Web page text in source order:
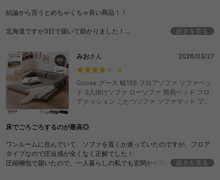
結論から言うとめちゃくちゃ良い商品！！
北海道ですが3日で届いて助かりました！
2人まで座れます
背もたれも安定してるし、座り心地は柔らかく弾力あるかんじ
生地の肌触りもよく、光沢感がめちゃかわいい
ベッドにしたとき骨組みがきになるというレビュー見ましたが、わたし
は全然気になりませんでした
アイボリーの色味が白系統のお部屋にぴったりです
続きを見る
みおさん
2026/03/27
4
Goose グース 幅155 フロアソファ ソファベッ
ド 2人掛けソファ ローソファ 簡易ベッド フロ
アクッション こたつソファ ソファマット プレ
ト 背もたれ 組み換え 自由 2人掛け ファミリー
ロイ フロア カウチ セパレート ごろ寝 座面低い
ゆったり 重ねる 2Psofa 搬入簡単 ワンルーム
来客 お昼寝
床でごろごろするのが最高◎
ワンルームに住んでいて、ソファを置くか迷っていたのですが、フロア
タイプなので圧迫感が全くなく正解でした！
圧縮梱包で届いたので、一人暮らしの私でも玄関から搬入できたのも助
続きを見る